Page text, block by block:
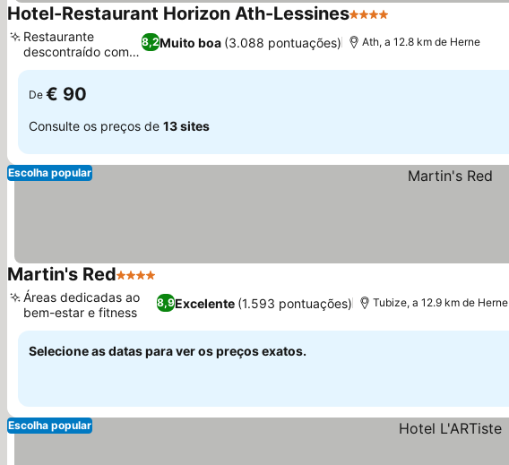
Hotel-Restaurant Horizon Ath-Lessines4 Estrelas
8,2Muito boa (3.088 pontuações)
Restaurante
descontraído com
bar
Ath, a 12.8 km de Herne
De € 90
Consulte os preços de 13 sites
Escolha popular
Martin's Red4 Estrelas
8,9Excelente (1.593 pontuações)
Áreas dedicadas ao
bem-estar e fitness
Tubize, a 12.9 km de Herne
Selecione as datas para ver os preços exatos.
Escolha popular